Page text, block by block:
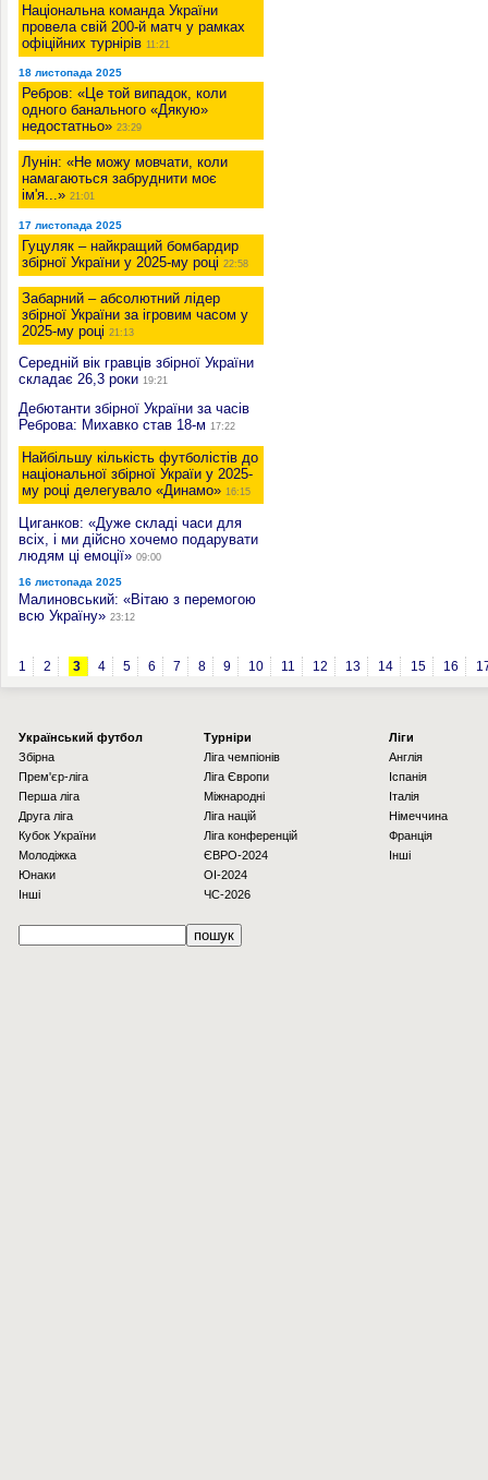
Національна команда України
провела свій 200-й матч у рамках
офіційних турнірів 11:21
18 листопада 2025
Ребров: «Це той випадок, коли
одного банального «Дякую»
недостатньо» 23:29
Лунін: «Не можу мовчати, коли
намагаються забруднити моє
ім'я...» 21:01
17 листопада 2025
Гуцуляк – найкращий бомбардир
збірної України у 2025-му році 22:58
Забарний – абсолютний лідер
збірної України за ігровим часом у
2025-му році 21:13
Середній вік гравців збірної України
складає 26,3 роки 19:21
Дебютанти збірної України за часів
Реброва: Михавко став 18-м 17:22
Найбільшу кількість футболістів до
національної збірної Україи у 2025-
му році делегувало «Динамо» 16:15
Циганков: «Дуже складі часи для
всіх, і ми дійсно хочемо подарувати
людям ці емоції» 09:00
16 листопада 2025
Малиновський: «Вітаю з перемогою
всю Україну» 23:12
1 2 3 4 5 6 7 8 9 10 11 12 13 14 15 16
Українcький футбол
Збірна
Прем'єр-ліга
Перша ліга
Друга ліга
Кубок України
Молодіжка
Юнаки
Інші
Турніри
Ліга чемпіонів
Ліга Європи
Міжнародні
Ліга націй
Ліга конференцій
ЄВРО-2024
OI-2024
ЧС-2026
Ліги
Англія
Іспанія
Італія
Німеччина
Франція
Інші